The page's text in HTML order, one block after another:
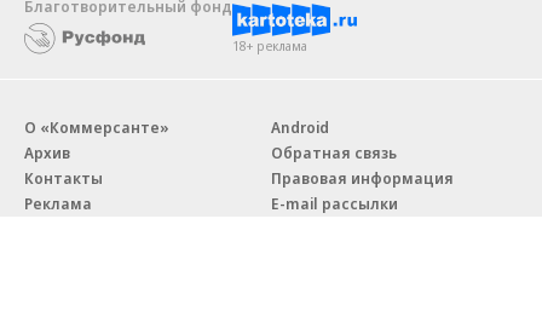
Благотворительный фонд
18+ реклама
О «Коммерсанте»
Архив
Контакты
Реклама
Android
Обратная связь
Правовая информация
E-mail рассылки